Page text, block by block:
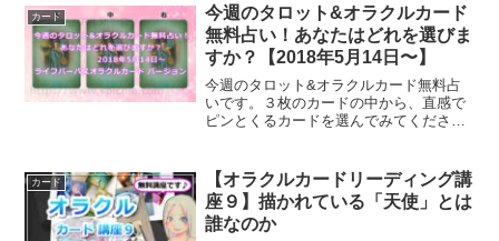
カード
今週のタロット&オラクルカード
無料占い！あなたはどれを選びま
すか？【2018年5月14日〜】
今週のタロット&オラクルカード無料占
いです。３枚のカードの中から、直感で
ピンとくるカードを選んでみてくださ
ルカードからのメッセージをお届けしま
す。
カード
【オラクルカードリーディング講
座９】描かれている「天使」とは
誰なのか